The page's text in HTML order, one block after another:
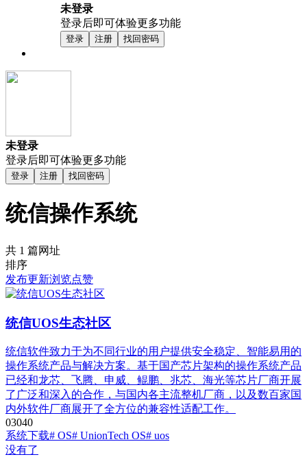
未登录
登录后即可体验更多功能
登录 注册 找回密码
未登录
登录后即可体验更多功能
登录 注册 找回密码
统信操作系统
共 1 篇网址
排序
发布更新浏览点赞
统信UOS生态社区
统信软件致力于为不同行业的用户提供安全稳定、智能易用的
操作系统产品与解决方案。基于国产芯片架构的操作系统产品
已经和龙芯、飞腾、申威、鲲鹏、兆芯、海光等芯片厂商开展
了广泛和深入的合作，与国内各主流整机厂商，以及数百家国
内外软件厂商展开了全方位的兼容性适配工作。
03040
系统下载# OS# UnionTech OS# uos
没有了